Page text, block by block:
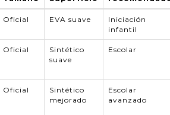
Oficial EVA suave
Iniciación
infantil
Oficial
Sintético
suave
Escolar
Oficial
Sintético
mejorado
Escolar
avanzado